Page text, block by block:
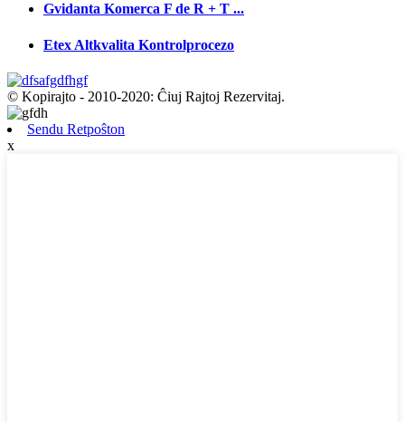
Gvidanta Komerca F de R + T ...
Etex Altkvalita Kontrolprocezo
© Kopirajto - 2010-2020: Ĉiuj Rajtoj Rezervitaj.
Sendu Retpoŝton
x